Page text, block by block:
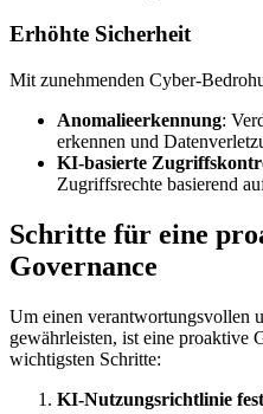
Erhöhte Sicherheit
Mit zunehmenden Cyber-
Anomalieerkennung:
erkennen und
KI-basierte
Zugriffsrechte basierend
Schritte für eine
Governance
Um einen verantwortungsvollen
gewährleisten, ist eine proaktive
wichtigsten Schritte:
KI-Nutzungsrichtlinie